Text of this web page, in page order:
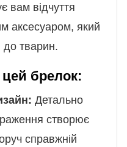
вам відчуття
аксесуаром, який
до тварин.
брелок:
Детально
створює
справжній